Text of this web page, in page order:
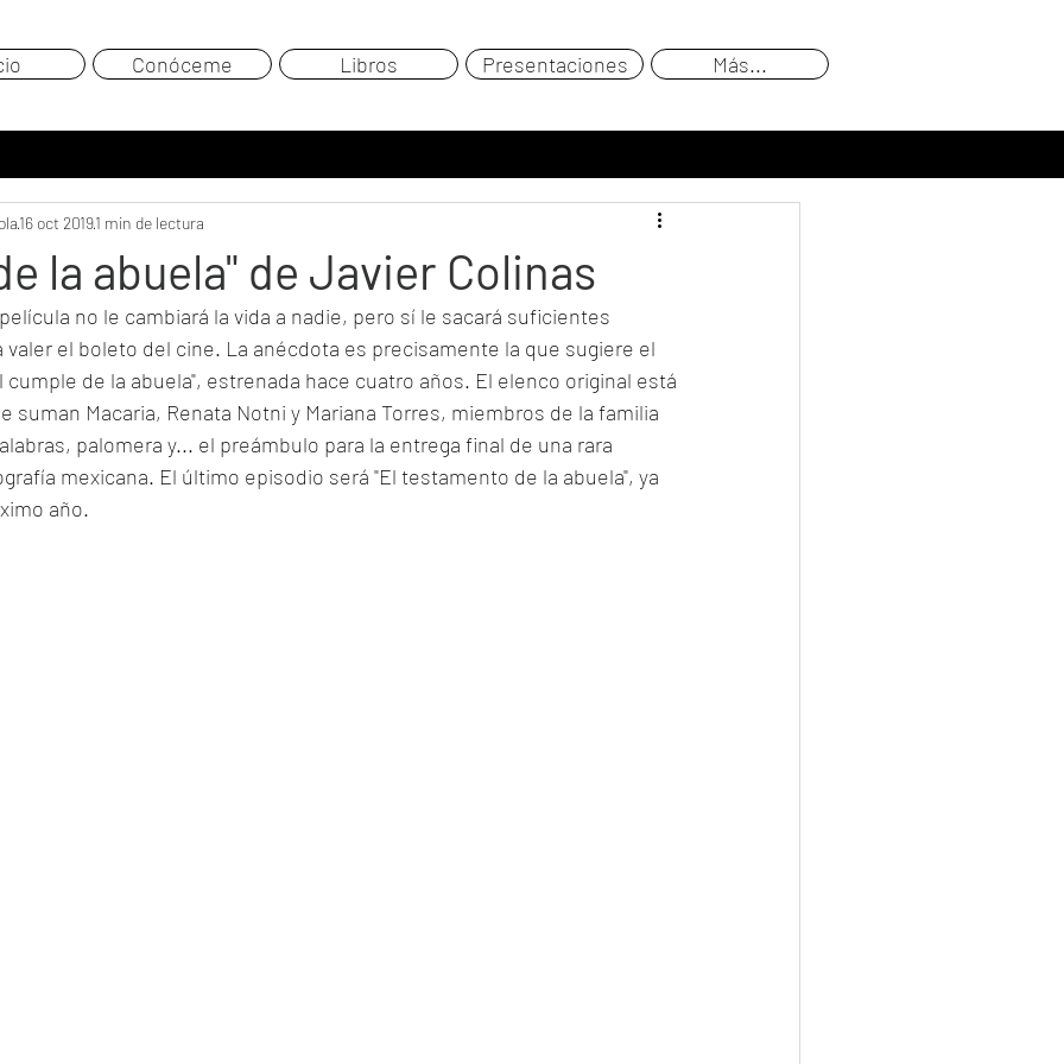
Conóceme Libros Presentaciones Más...
la abuela" de Javier Colinas
16 oct 20191 min de lectura
no le cambiará la vida a nadie, pero sí le sacará suficientes
valer el boleto del cine. La anécdota es precisamente la que sugiere el
de la abuela", estrenada hace cuatro años. El elenco original está
suman Macaria, Renata Notni y Mariana Torres, miembros de la familia
palomera y... el preámbulo para la entrega final de una rara
mexicana. El último episodio será "El testamento de la abuela", ya
año.